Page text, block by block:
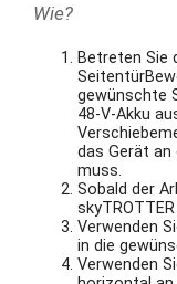
Wie?
Betreten Sie
gewünschte
48-V-Akku
das Gerät
muss.
Sobald der
Verwenden
in die
Verwenden